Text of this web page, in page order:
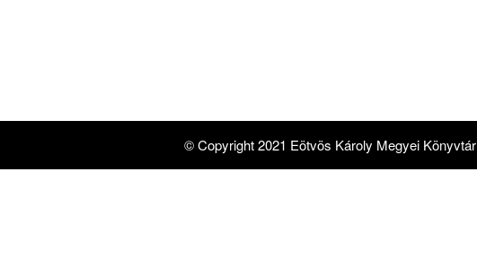
© Copyright 2021 Eötvös Károly Megyei Könyvtár